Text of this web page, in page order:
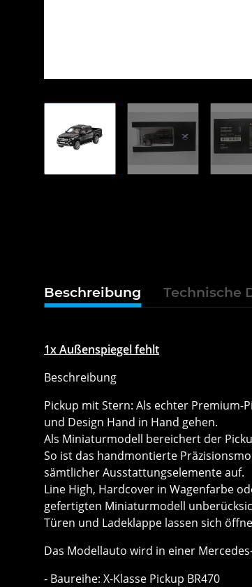
Beschreibung Technische
1x Außenspiegel fehlt
Beschreibung
Pickup mit Stern: Als echter Premium-
und Design Hand in Hand gehen.
Als Miniaturmodell bereichert der
So ist das handmontierte
sämtlicher Ausstattungselemente auf.
Line High, Hardcover in Wagenfarbe
gefertigten Miniaturmodell
Türen und Ladeklappe lassen sich
Das Modellauto wird in einer
- Baureihe: X-Klasse Pickup BR470